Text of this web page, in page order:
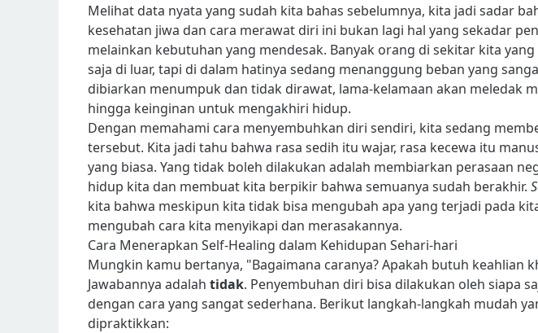
Melihat data nyata yang sudah kita bahas sebelumnya, kita jadi sadar
kesehatan jiwa dan cara merawat diri ini bukan lagi hal yang sekadar
melainkan kebutuhan yang mendesak. Banyak orang di sekitar kita
saja di luar, tapi di dalam hatinya sedang menanggung beban yang
dibiarkan menumpuk dan tidak dirawat, lama-kelamaan akan meledak
hingga keinginan untuk mengakhiri hidup.
Dengan memahami cara menyembuhkan diri sendiri, kita sedang
tersebut. Kita jadi tahu bahwa rasa sedih itu wajar, rasa kecewa itu
yang biasa. Yang tidak boleh dilakukan adalah membiarkan perasaan
hidup kita dan membuat kita berpikir bahwa semuanya sudah berakhir.
kita bahwa meskipun kita tidak bisa mengubah apa yang terjadi pada
mengubah cara kita menyikapi dan merasakannya.
Cara Menerapkan Self-Healing dalam Kehidupan Sehari-hari
Mungkin kamu bertanya, "Bagaimana caranya? Apakah butuh keahlian
Jawabannya adalah tidak. Penyembuhan diri bisa dilakukan oleh siapa
dengan cara yang sangat sederhana. Berikut langkah-langkah mudah
dipraktikkan: